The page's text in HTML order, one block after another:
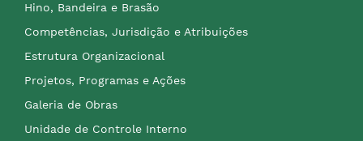
Hino, Bandeira e Brasão
Competências, Jurisdição e Atribuições
Estrutura Organizacional
Projetos, Programas e Ações
Galeria de Obras
Unidade de Controle Interno